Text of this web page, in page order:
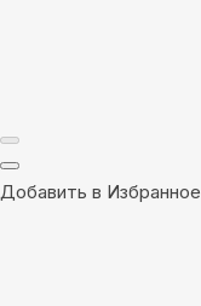
Добавить в Избранное